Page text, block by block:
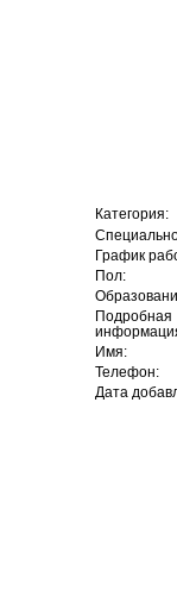
Категория:
График
Пол:
Подробная
Имя:
Телефон:
Дата